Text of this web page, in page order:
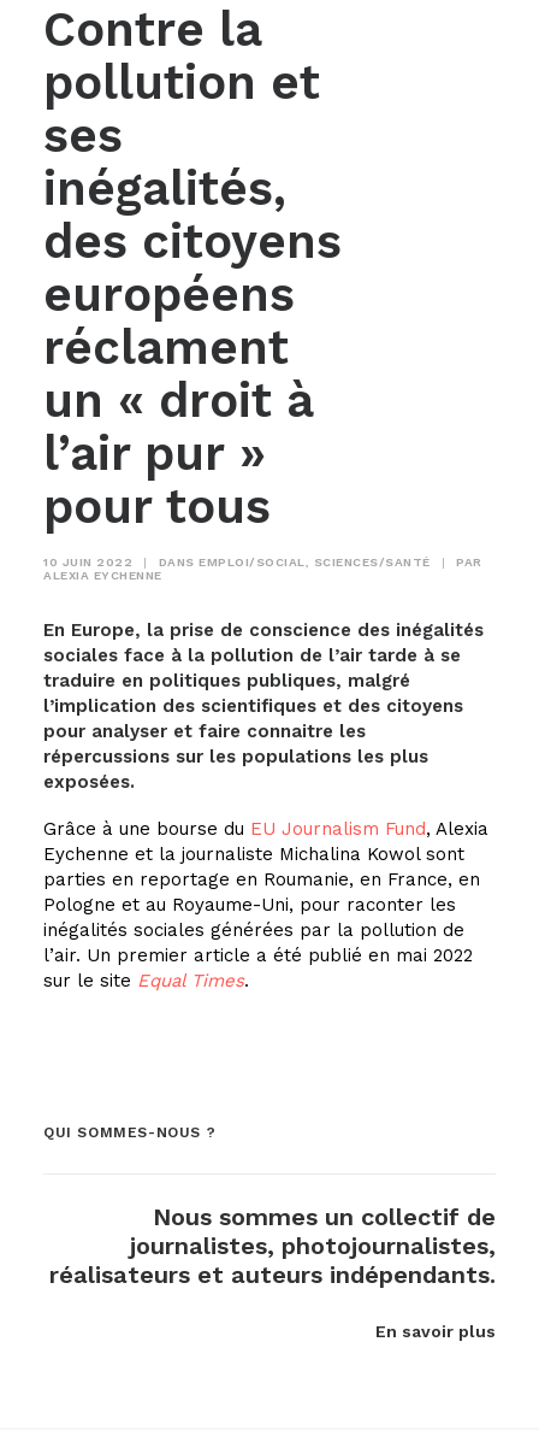
Contre la
pollution et
ses
inégalités,
des citoyens
européens
réclament
un « droit à
l’air pur »
pour tous
10 JUIN 2022 | DANS EMPLOI/SOCIAL SCIENCES/SANTÉ |
PAR
ALEXIA EYCHENNE
En Europe, la prise de conscience des inégalités
sociales face à la pollution de l’air tarde à se
traduire en politiques publiques, malgré
l’implication des scientifiques et des citoyens
pour analyser et faire connaitre les
répercussions sur les populations les plus
exposées.
Grâce à une bourse du EU Journalism Fund, Alexia
Eychenne et la journaliste Michalina Kowol sont
parties en reportage en Roumanie, en France, en
Pologne et au Royaume-Uni, pour raconter les
inégalités sociales générées par la pollution de
l’air. Un premier article a été publié en mai 2022
sur le site Equal Times.
QUI SOMMES-NOUS ?
Nous sommes un collectif de
journalistes, photojournalistes,
réalisateurs et auteurs indépendants.
En savoir plus